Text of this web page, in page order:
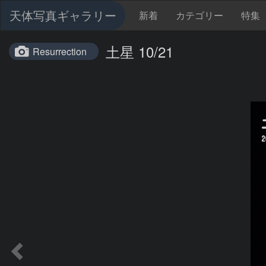
天体写真ギャラリー 新着 カテゴリー 特集
Resurrection 土星 10/21